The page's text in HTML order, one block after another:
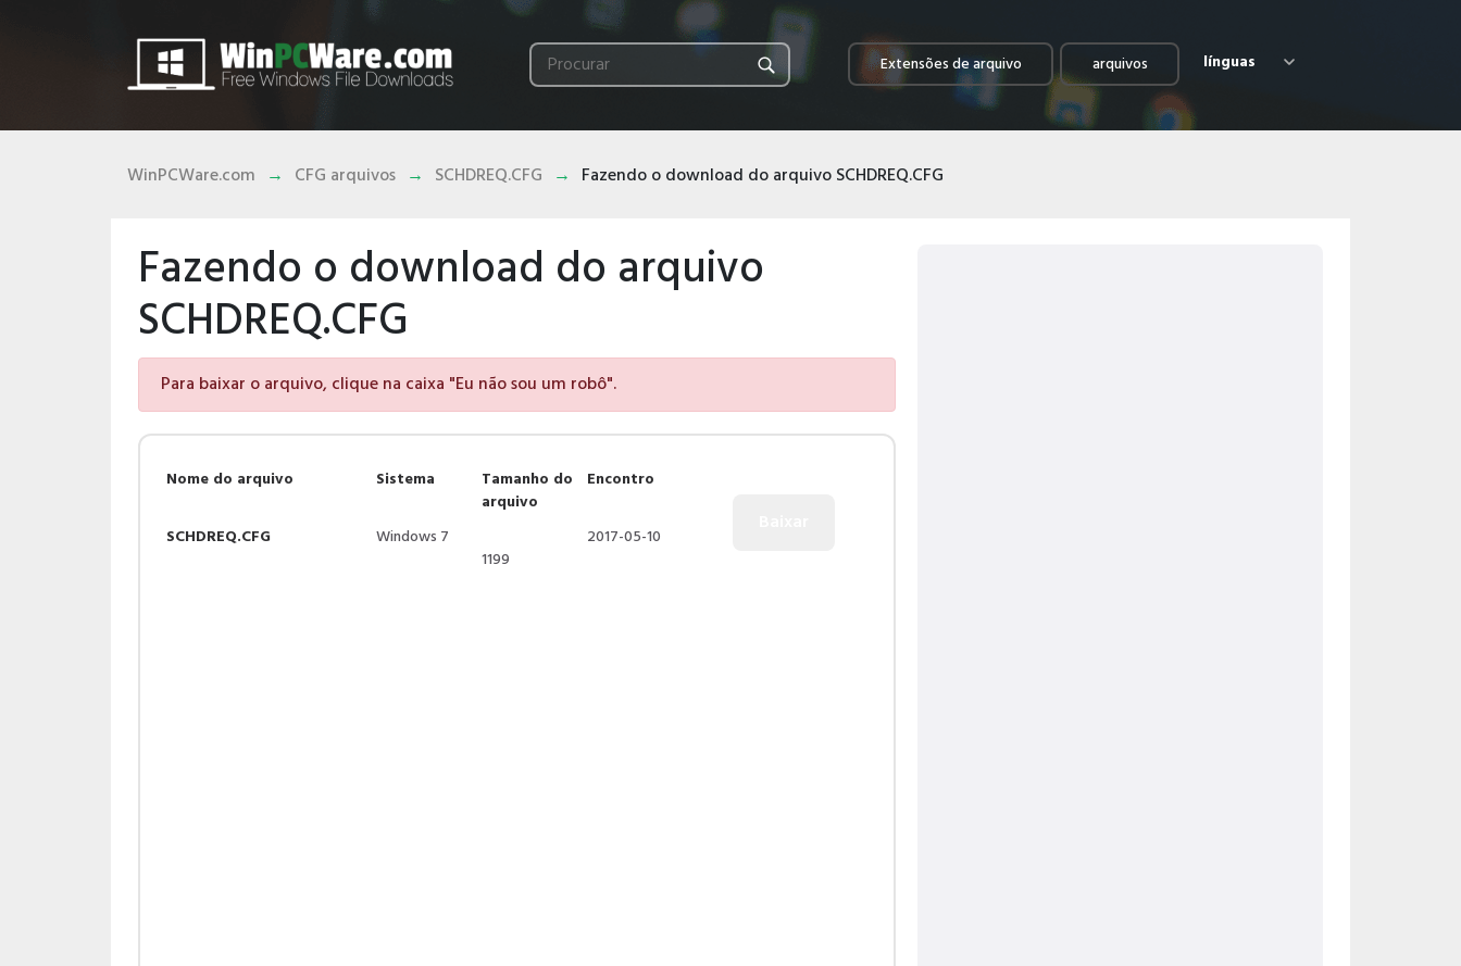
Extensões de arquivo arquivos línguas
WinPCWare.com CFG arquivos SCHDREQ.CFG Fazendo o download do arquivo SCHDREQ.CFG
Fazendo o download do arquivo
SCHDREQ.CFG
Para baixar o arquivo, clique na caixa "Eu não sou um robô".
Nome do arquivo
SCHDREQ.CFG
Sistema
Windows 7
Tamanho do
arquivo
1199
Encontro
2017-05-10